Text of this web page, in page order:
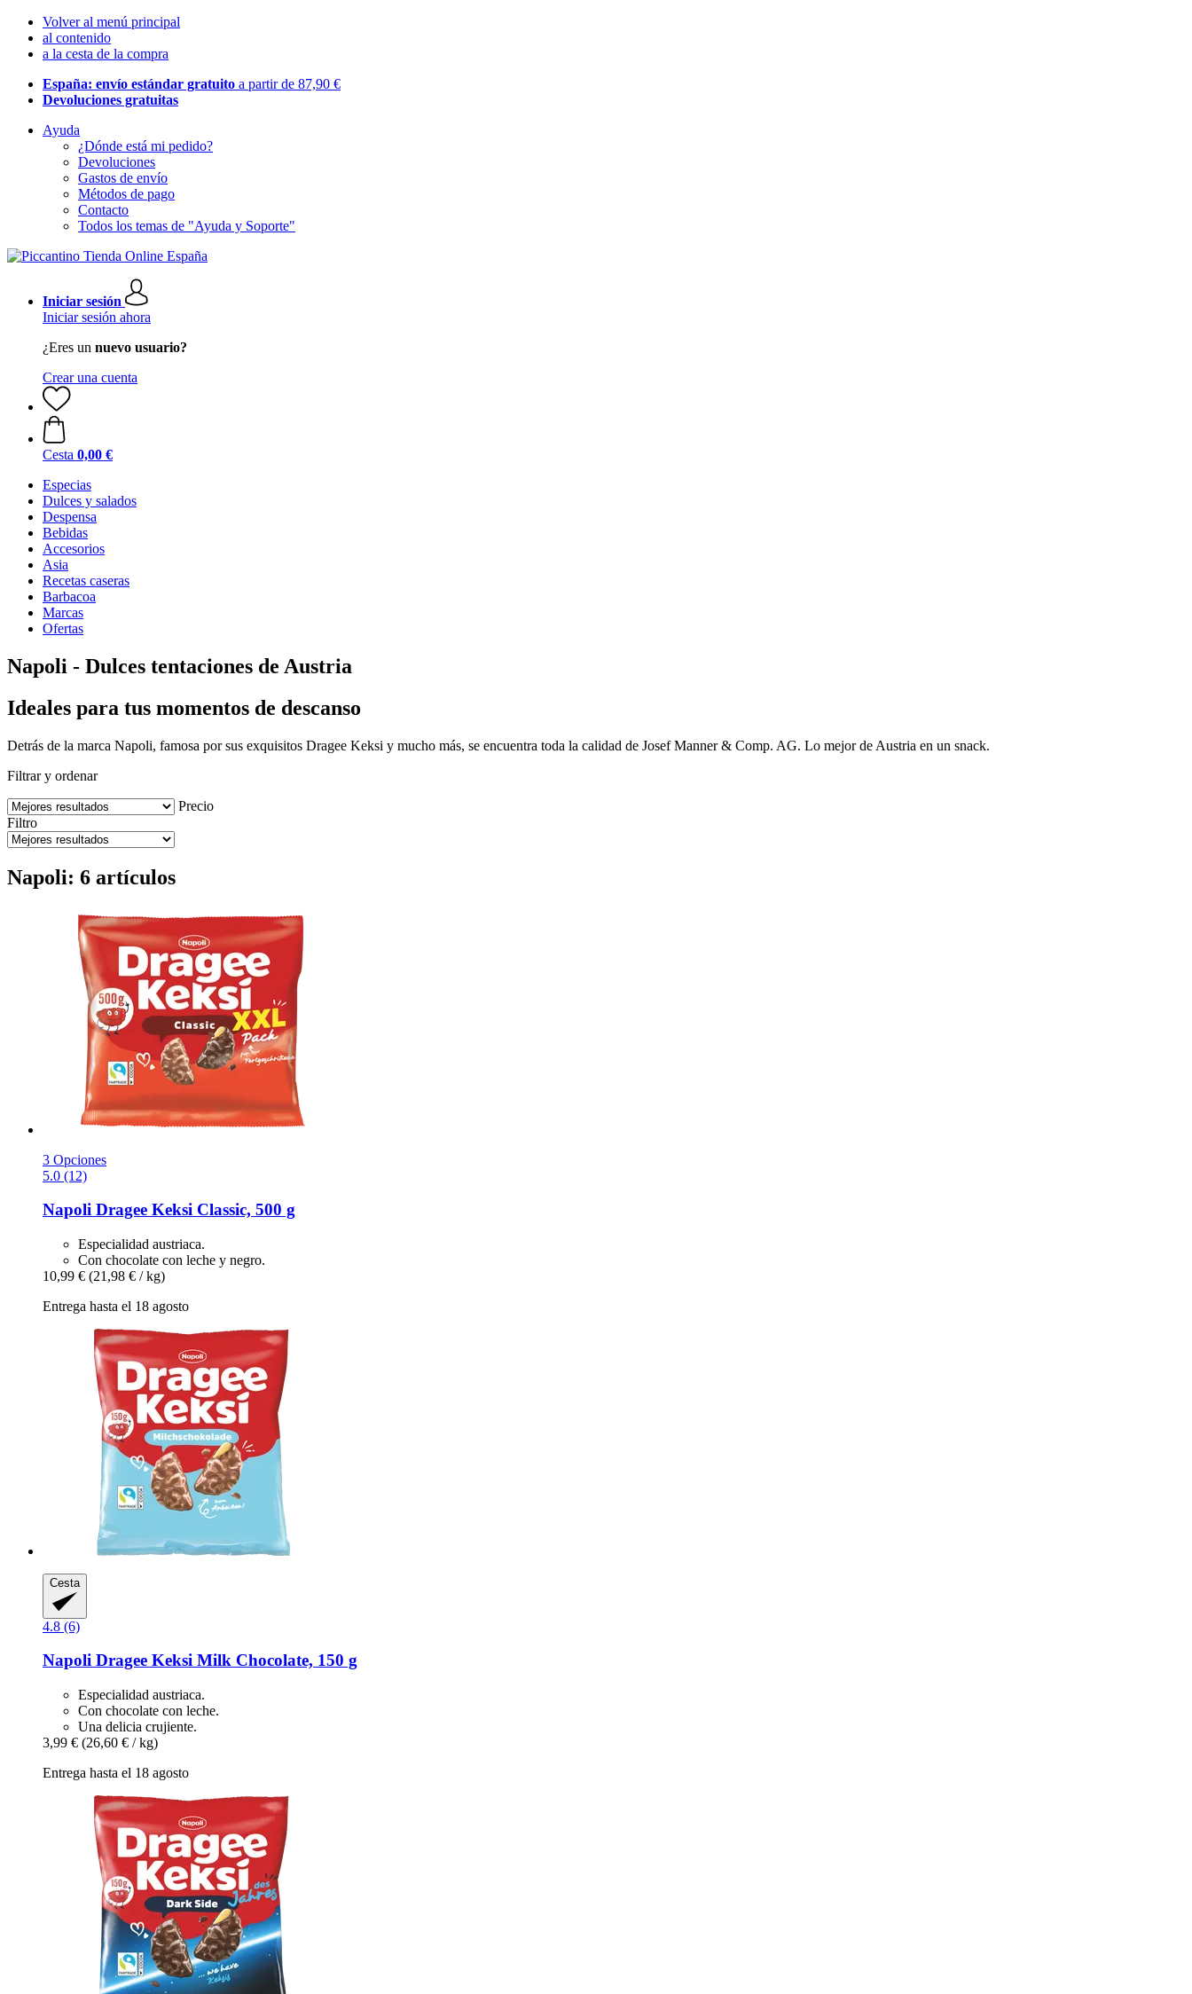
Volver al menú principal
al contenido
a la cesta de la compra
España: envío estándar gratuito a partir de 87,90 €
Devoluciones gratuitas
Ayuda
¿Dónde está mi pedido?
Devoluciones
Gastos de envío
Métodos de pago
Contacto
Todos los temas de "Ayuda y Soporte"
Iniciar sesión
Iniciar sesión ahora
¿Eres un nuevo usuario?
Crear una cuenta
Cesta 0,00 €
Especias
Dulces y salados
Despensa
Bebidas
Accesorios
Asia
Recetas caseras
Barbacoa
Marcas
Ofertas
Napoli - Dulces tentaciones de Austria
Ideales para tus momentos de descanso
Detrás de la marca Napoli, famosa por sus exquisitos Dragee Keksi y mucho más, se encuentra toda la calidad de Josef Manner & Comp. AG. Lo mejor de Austria en un snack.
Filtrar y ordenar
Precio
Filtro
Napoli: 6 artículos
3 Opciones
5.0 (12)
Napoli Dragee Keksi Classic, 500 g
Especialidad austriaca.
Con chocolate con leche y negro.
10,99 € (21,98 € / kg)
Entrega hasta el 18 agosto
Cesta
4.8 (6)
Napoli Dragee Keksi Milk Chocolate, 150 g
Especialidad austriaca.
Con chocolate con leche.
Una delicia crujiente.
3,99 € (26,60 € / kg)
Entrega hasta el 18 agosto